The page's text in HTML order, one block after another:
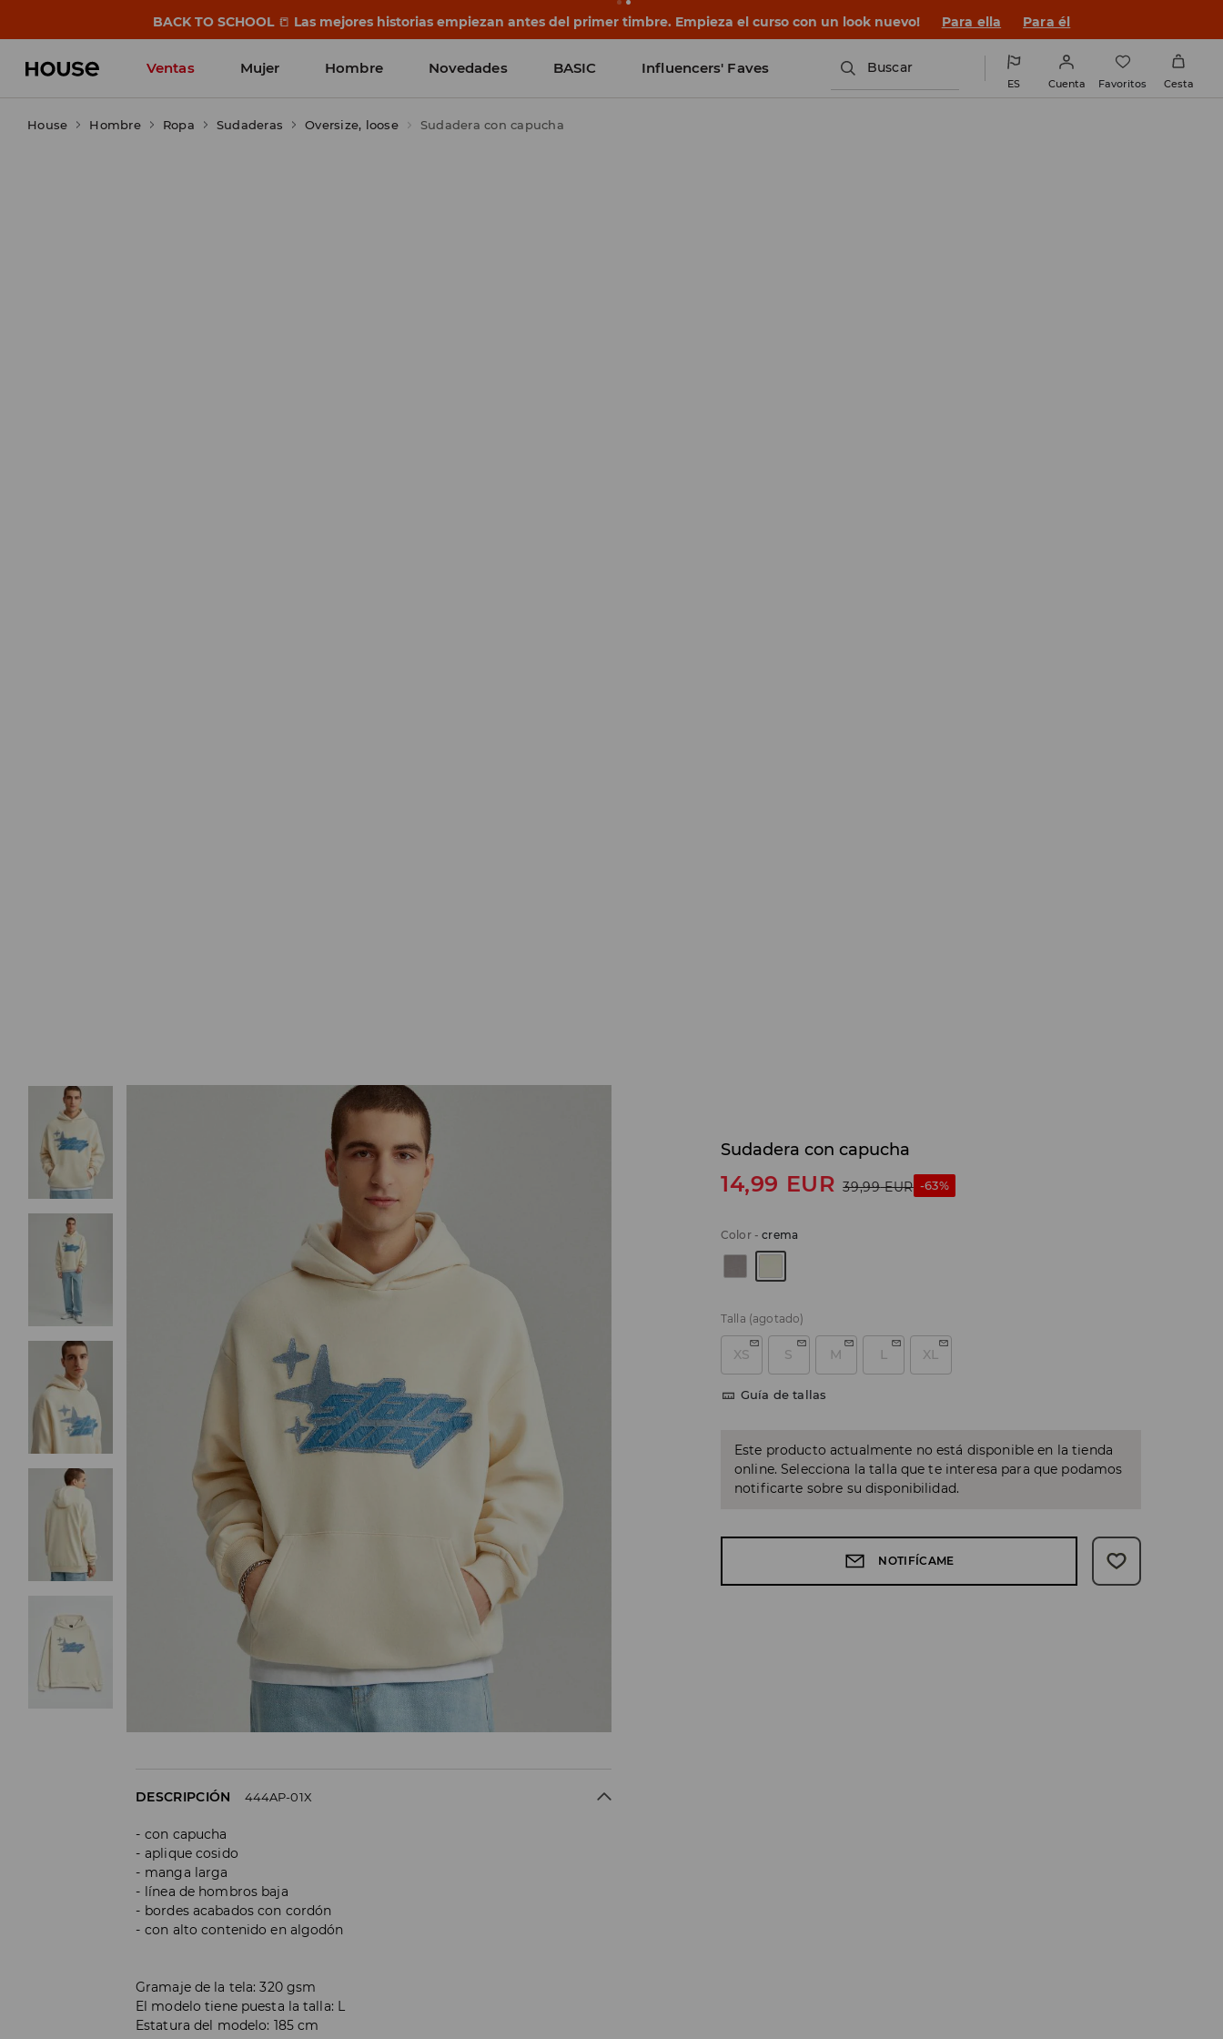
BACK TO SCHOOL 📒 Las mejores historias empiezan antes del primer timbre. Empieza el curso con un look nuevo! Para ella Para él
Ventas Mujer Hombre Novedades BASIC Influencers' Faves Buscar
ES Cuenta Favoritos Cesta
House Hombre Ropa Sudaderas Oversize, loose Sudadera con capucha
Sudadera con capucha
14,99 EUR 39,99 EUR -63%
Color-crema
Talla (agotado)
XS S M L XL
Guía de tallas
Este producto actualmente no está disponible en la tienda
online. Selecciona la talla que te interesa para que podamos
notificarte sobre su disponibilidad.
NOTIFÍCAME
DESCRIPCIÓN 444AP-01X
con capucha
aplique cosido
manga larga
línea de hombros baja
bordes acabados con cordón
con alto contenido en algodón
Gramaje de la tela: 320 gsm
El modelo tiene puesta la talla: L
Estatura del modelo: 185 cm